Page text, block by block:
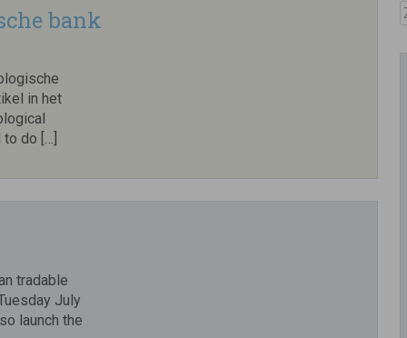
bank
in het
do […]
tradable
July
launch the